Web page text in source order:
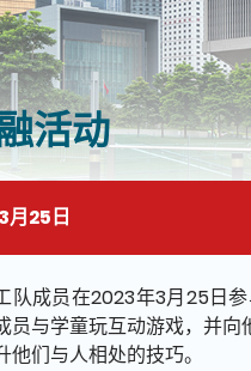
活动
月25日
页面的主要内容
队成员在2023年3月25日
员与学童玩互动游戏，并
他们与人相处的技巧。